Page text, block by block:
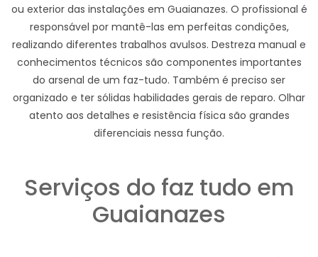
ou exterior das instalações em Guaianazes. O profissional é
responsável por mantê-las em perfeitas condições,
realizando diferentes trabalhos avulsos. Destreza manual e
conhecimentos técnicos são componentes importantes
do arsenal de um faz-tudo. Também é preciso ser
organizado e ter sólidas habilidades gerais de reparo. Olhar
atento aos detalhes e resistência física são grandes
diferenciais nessa função.
Serviços do faz tudo em
Guaianazes